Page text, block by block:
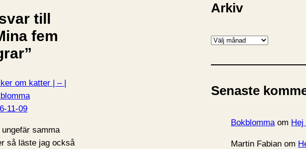
till
fem
om katter | – |
11-09
samma
så läste jag också
Arkiv
A
k
v
Senaste
Bokblommaom Hej
Martin Fabian om